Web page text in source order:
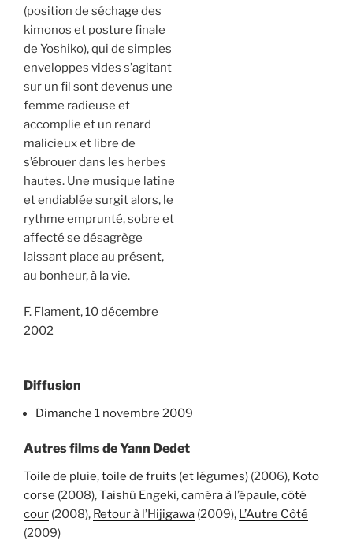
(position de séchage des
kimonos et posture finale
de Yoshiko), qui de simples
enveloppes vides s’agitant
sur un fil sont devenus une
femme radieuse et
accomplie et un renard
malicieux et libre de
s’ébrouer dans les herbes
hautes. Une musique latine
et endiablée surgit alors, le
rythme emprunté, sobre et
affecté se désagrège
laissant place au présent,
au bonheur, à la vie.
F. Flament, 10 décembre
2002
Diffusion
dimanche 1 novembre 2009
Autres films de Yann Dedet
Toile de pluie, toile de fruits (et légumes) (2006), Koto
corse (2008),Taishû Engeki, caméra à l’épaule, côté
cour (2008), Retour à l’Hijigawa (2009), L’Autre Côté
(2009)